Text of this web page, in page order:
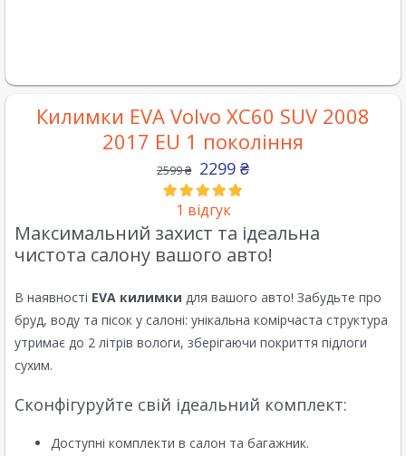
Килимки EVA Volvo XC60 SUV 2008
2017 EU 1 покоління
2599₴ 2299 ₴
1 відгук
Максимальний захист та ідеальна
чистота салону вашого авто!
В наявності EVA килимки для вашого авто! Забудьте про
бруд, воду та пісок у салоні: унікальна комірчаста структура
утримає до 2 літрів вологи, зберігаючи покриття підлоги
сухим.
Сконфігуруйте свій ідеальний комплект:
Доступні комплекти в салон та багажник.